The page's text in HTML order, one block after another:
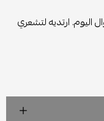
اليوم. ارتديه لتشعري